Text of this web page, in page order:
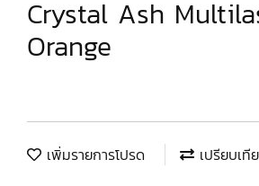
Crystal Ash
Orange
เพิ่มรายการโปรด
เปรียบเที